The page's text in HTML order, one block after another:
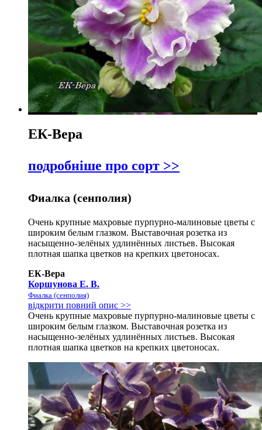
ЕК-Вера
подробніше про сорт >>
Фиалка (сенполия)
Очень крупные махровые пурпурно-малиновые цветы с
широким белым глазком. Выставочная розетка из
насыщенно-зелёных удлинённых листьев. Высокая
плотная шапка цветков на крепких цветоносах.
ЕК-Вера
Коршунова Е. В.
Фиалка (сенполия)
відкрити повний опис >>
Очень крупные махровые пурпурно-малиновые цветы с
широким белым глазком. Выставочная розетка из
насыщенно-зелёных удлинённых листьев. Высокая
плотная шапка цветков на крепких цветоносах.